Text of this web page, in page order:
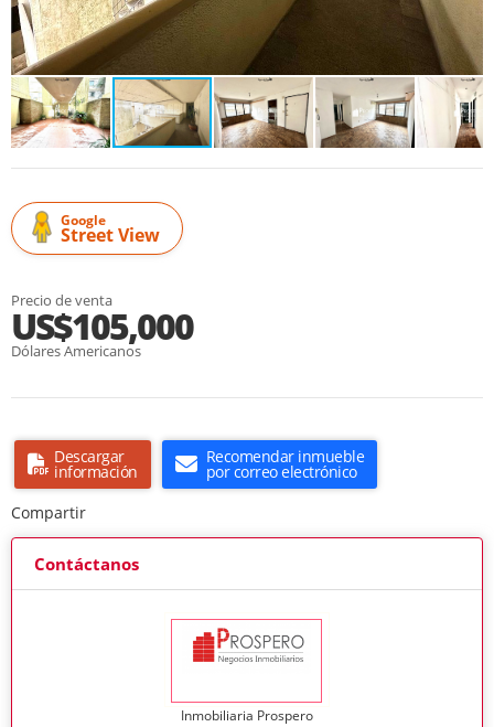
Google
Street View
Precio de venta
US$105,000
Dólares Americanos
Descargar
información
Recomendar inmueble
por correo electrónico
Compartir
Contáctanos
Inmobiliaria Prospero